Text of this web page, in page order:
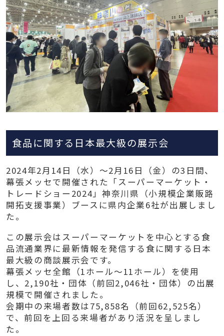
食品に関する日本最大級の展示会
2024年2月14日（水）～2月16日（金）の3日間、
幕張メッセで開催された「スーパーマーケット・
トレードショー2024」神奈川県（小規模企業販路
開拓支援事業）ブースに県内企業6社が出展しまし
た。
この展示会はスーパーマーケットを中心とする食
品流通業界に最新情報を発信する食に関する日本
最大級の商談展示会です。
幕張メッセ全館（1ホール～11ホール）を使用
し、2,190社・団体（前回2,046社・団体）の出展
規模で開催されました。
会期中の来場者数は75,858名（前回62,525名）
で、前回を上回る来場者があり活況を呈しまし
た。